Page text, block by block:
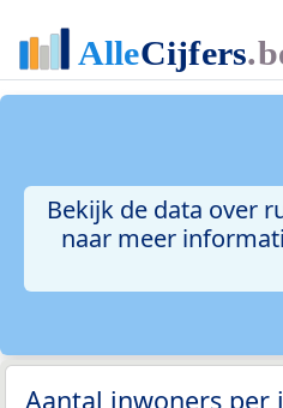
Bekijk de data over
naar meer
Aantal inwoners per